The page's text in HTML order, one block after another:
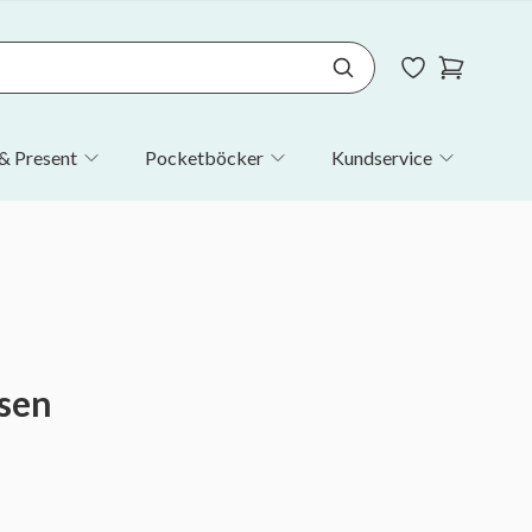
Present Pocketböcker Kundservice